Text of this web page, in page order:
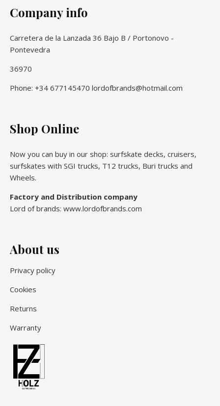
Company info
Carretera de la Lanzada 36 Bajo B / Portonovo -
Pontevedra
36970
Phone: +34 677145470 lordofbrands@hotmail.com
Shop Online
Now you can buy in our shop: surfskate decks, cruisers,
surfskates with SGI trucks, T12 trucks, Buri trucks and
Wheels.
Factory and Distribution company
Lord of brands: www.lordofbrands.com
About us
Privacy policy
Cookies
Returns
Warranty